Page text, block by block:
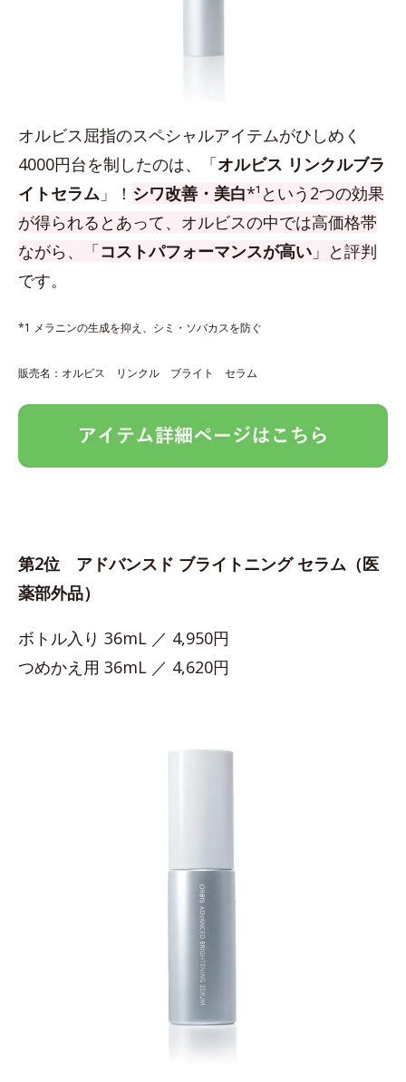
オルビス屈指のスペシャルアイテムがひしめく
4000円台を制したのは、「オルビス リンクルブラ
イトセラム 」！ シワ改善・美白*¹という2つの効果
が得られるとあって、オルビスの中では高価格帯
ながら、「コストパフォーマンスが高い 」と評判
です。
*1 メラニンの生成を抑え、シミ・ソバカスを防ぐ
販売名：オルビス リンクル ブライト セラム
第2位 アドバンスド ブライトニング セラム（医
薬部外品）
ボトル入り 36mL ／ 4,950円
つめかえ用 36mL ／ 4,620円